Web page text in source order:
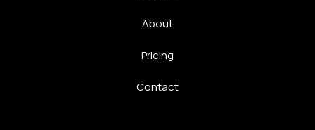
About
Pricing
Contact